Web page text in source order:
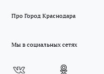
Про Город Краснодара
Мы в социальных сетях